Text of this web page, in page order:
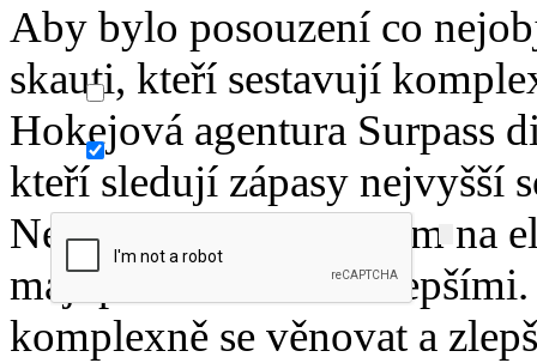
Aby bylo posouzení co
skauti, kteří sestavují
Hokejová agentura Surpass
kteří sledují zápasy nejvyšší
Nezaměřujeme se jenom na
mají potenciál se stát
komplexně se věnovat a